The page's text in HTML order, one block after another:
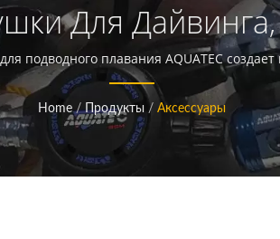
Для
Wreck,
AQUATEC
подводного плавания AQUATEC
океаном.
Home / Продукты / Аксессуары